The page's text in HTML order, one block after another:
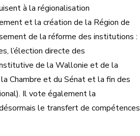
à la régionalisation
et la création de la Région de
de la réforme des institutions :
l’élection directe des
de la Wallonie et de la
Chambre et du Sénat et la fin des
Il vote également la
le transfert de compétences